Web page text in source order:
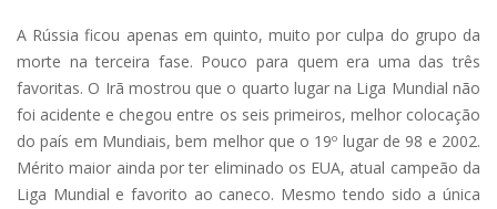
A Rússia ficou apenas em quinto, muito por culpa do grupo da
morte na terceira fase. Pouco para quem era uma das três
favoritas. O Irã mostrou que o quarto lugar na Liga Mundial não
foi acidente e chegou entre os seis primeiros, melhor colocação
do país em Mundiais, bem melhor que o 19º lugar de 98 e 2002.
Mérito maior ainda por ter eliminado os EUA, atual campeão da
Liga Mundial e favorito ao caneco. Mesmo tendo sido a única